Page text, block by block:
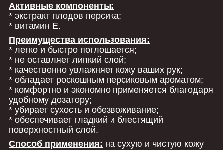
Активные компоненты:
* экстракт плодов персика;
* витамин Е.
Преимущества использования:
* легко и быстро поглощается;
* не оставляет липкий слой;
* качественно увлажняет кожу ваших рук;
* обладает роскошным персиковым ароматом;
* комфортно и экономно применяется благодаря
удобному дозатору;
* убирает сухость и обезвоживание;
* обеспечивает гладкий и блестящий
поверхностный слой.
Способ применения: на сухую и чистую кожу